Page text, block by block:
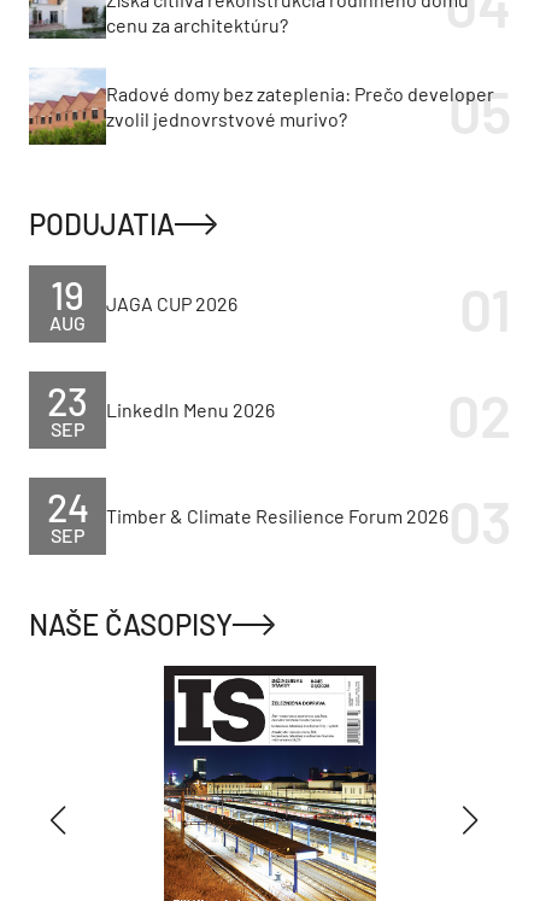
cenu za architektúru?
Radové domy bez zateplenia: Prečo developer
zvolil jednovrstvové murivo?
PODUJATIA
AUG
19 JAGA CUP 2026
SEP
23 LinkedIn Menu 2026
SEP
24 Timber & Climate Resilience Forum 2026
NAŠE ČASOPISY